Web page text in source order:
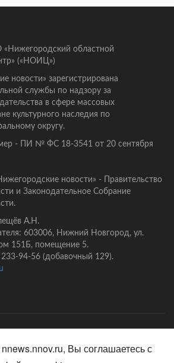
областной
(«НОИЦ»)
новости» зарегистрирована
службы по надзору за
в сфере массовых
культурного наследия по
округу.
- ПИ № ФС 18-3541 от 20 сентября
новости» - Правительство
и Законодательное Собрание
А.Н.
603006, Нижний Новгород, ул.
151Б, помещение 5.
233-94-56 (добавочный 129).
Вы соглашаетесь с